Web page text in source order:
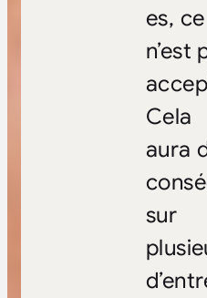
es, ce
n’est
Cela
aura
sur